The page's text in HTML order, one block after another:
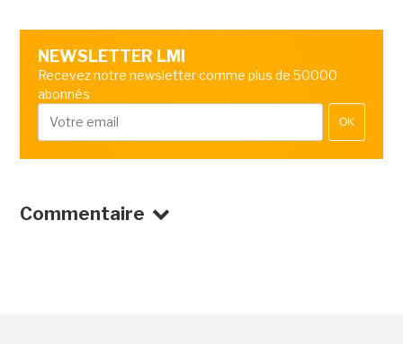
NEWSLETTER LMI
Recevez notre newsletter comme plus de 50000
abonnés
OK
Commentaire